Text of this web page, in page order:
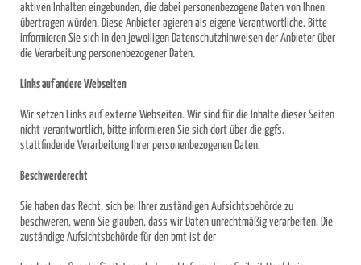
aktiven Inhalten eingebunden, die dabei personenbezogene Daten von Ihnen
übertragen würden. Diese Anbieter agieren als eigene Verantwortliche. Bitte
informieren Sie sich in den jeweiligen Datenschutzhinweisen der Anbieter über
die Verarbeitung personenbezogener Daten.
Links auf andere Webseiten
Wir setzen Links auf externe Webseiten. Wir sind für die Inhalte dieser Seiten
nicht verantwortlich, bitte informieren Sie sich dort über die ggfs.
stattfindende Verarbeitung Ihrer personenbezogenen Daten.
Beschwerderecht
Sie haben das Recht, sich bei Ihrer zuständigen Aufsichtsbehörde zu
beschweren, wenn Sie glauben, dass wir Daten unrechtmäßig verarbeiten. Die
zuständige Aufsichtsbehörde für den bmt ist der